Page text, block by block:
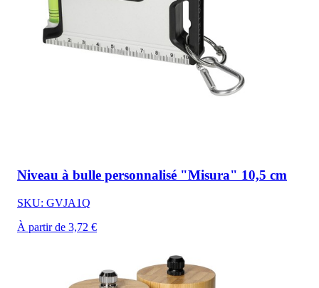
Niveau à bulle personnalisé "Misura" 10,5 cm
SKU: GVJA1Q
À partir de 3,72 €